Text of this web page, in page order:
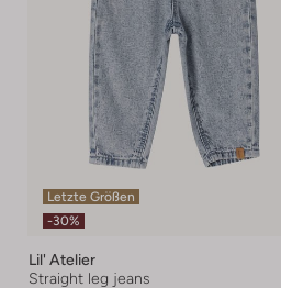
Letzte Größen
-30%
Lil' Atelier
Straight leg jeans